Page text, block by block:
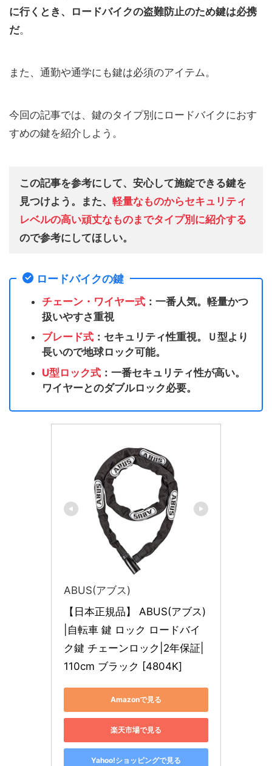
に行くとき、ロードバイクの盗難防止のため鍵は必携
だ。
また、通勤や通学にも鍵は必須のアイテム。
今回の記事では、鍵のタイプ別にロードバイクにおす
すめの鍵を紹介しよう。
この記事を参考にして、安心して施錠できる鍵を
見つけよう。また、 軽量なものからセキュリティ
レベルの高い頑丈なものまでタイプ別に紹介する
ので参考にしてほしい。
ロードバイクの鍵
チェーン・ワイヤー式 ：一番人気。軽量かつ
扱いやすさ重視
ブレード式 ：セキュリティ性重視。Ｕ型より
長いので地球ロック可能。
U型ロック式 ：一番セキュリティ性が高い。
ワイヤーとのダブルロック必要。
ABUS(アブス)
【日本正規品】 ABUS(アブス)
|自転車 鍵 ロック ロードバイ
ク鍵 チェーンロック|2年保証|
110cm ブラック [4804K]
Amazonで見る
楽天市場で見る
Yahoo!ショッピングで見る